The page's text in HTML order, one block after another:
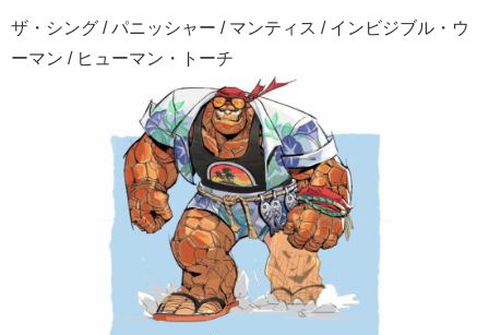
ザ・シング / パニッシャー / マンティス / インビジブル・ウ
ーマン / ヒューマン・トーチ